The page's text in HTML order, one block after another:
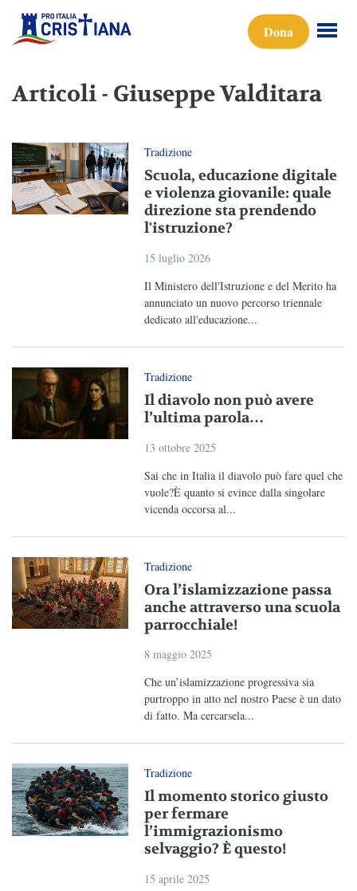
Dona
Articoli - Giuseppe Valditara
Tradizione
Scuola, educazione digitale
e violenza giovanile: quale
direzione sta prendendo
l'istruzione?
15 luglio 2026
Il Ministero dell'Istruzione e del Merito ha
annunciato un nuovo percorso triennale
dedicato all'educazione...
Tradizione
Il diavolo non può avere
l’ultima parola…
13 ottobre 2025
Sai che in Italia il diavolo può fare quel che
vuole?È quanto si evince dalla singolare
vicenda occorsa al...
Tradizione
Ora l’islamizzazione passa
anche attraverso una scuola
parrocchiale!
8 maggio 2025
Che un’islamizzazione progressiva sia
purtroppo in atto nel nostro Paese è un dato
di fatto. Ma cercarsela...
Tradizione
Il momento storico giusto
per fermare
l’immigrazionismo
selvaggio? È questo!
15 aprile 2025